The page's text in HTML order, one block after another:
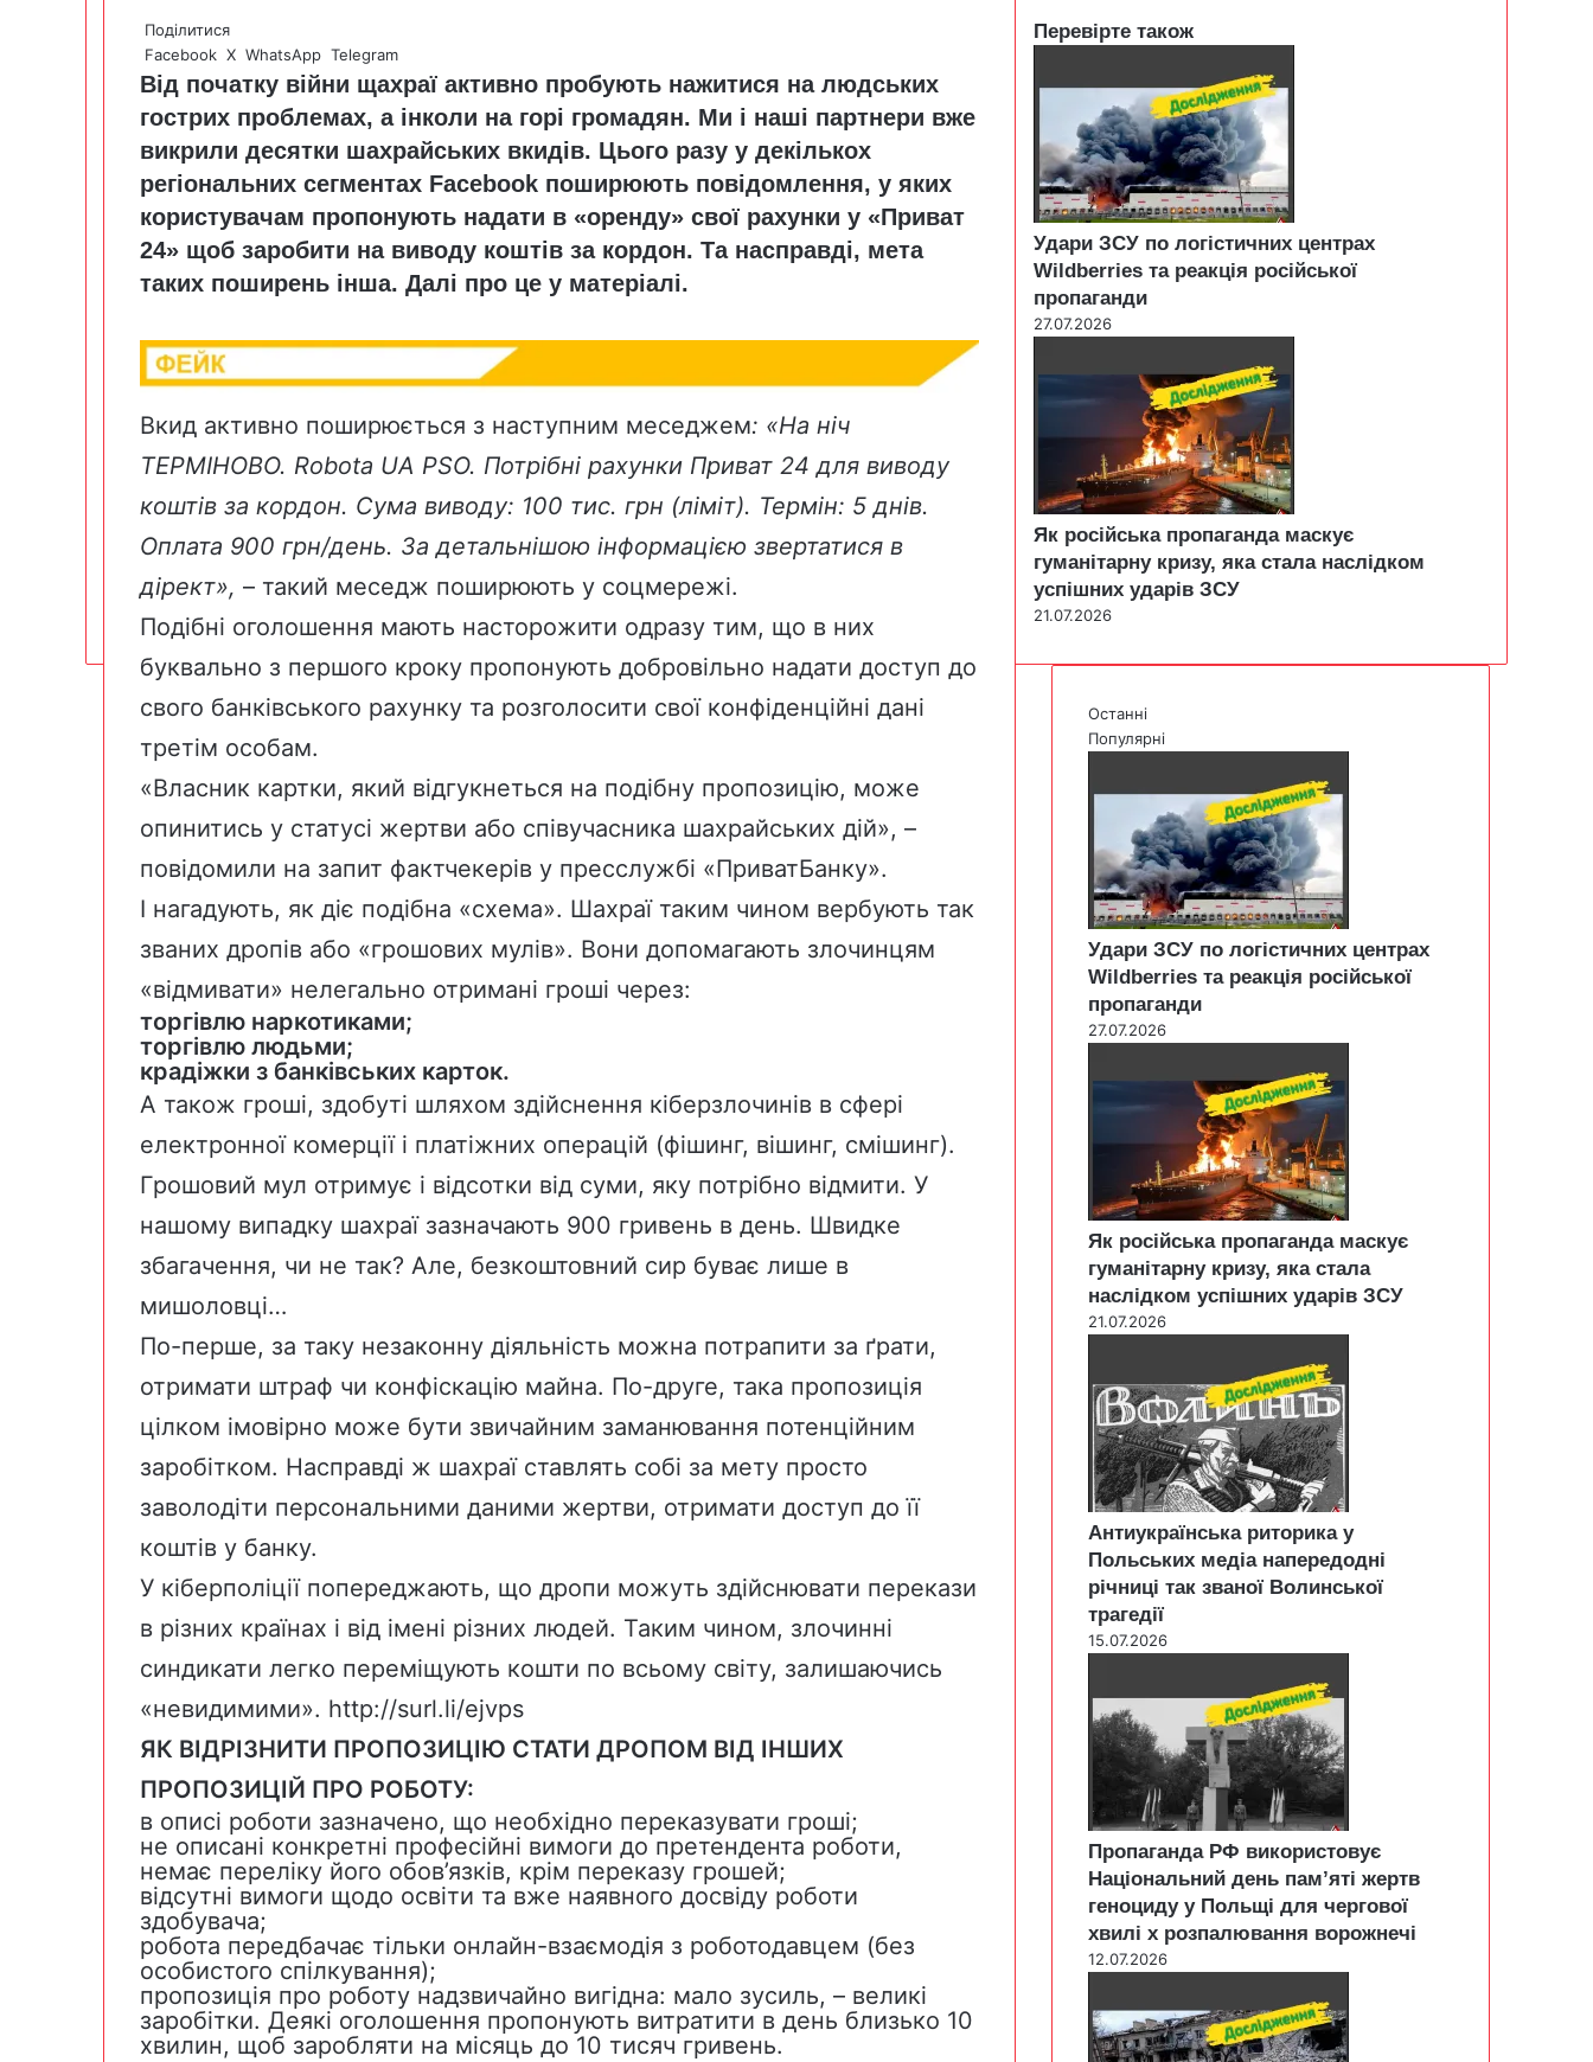
Поділитися
Facebook X WhatsApp Telegram
Від початку війни щахраї активно пробують нажитися на людських
гострих проблемах, а інколи на горі громадян. Ми і наші партнери вже
викрили десятки шахрайських вкидів. Цього разу у декількох
регіональних сегментах Facebook поширюють повідомлення, у яких
користувачам пропонують надати в «оренду» свої рахунки у «Приват
24» щоб заробити на виводу коштів за кордон. Та насправді, мета
таких поширень інша. Далі про це у матеріалі.
Вкид активно поширюється з наступним меседжем: «На ніч
ТЕРМІНОВО. Robota UA PSO. Потрібні рахунки Приват 24 для виводу
коштів за кордон. Сума виводу: 100 тис. грн (ліміт). Термін: 5 днів.
Оплата 900 грн/день. За детальнішою інформацією звертатися в
дірект», – такий меседж поширюють у соцмережі.
Подібні оголошення мають насторожити одразу тим, що в них
буквально з першого кроку пропонують добровільно надати доступ до
свого банківського рахунку та розголосити свої конфіденційні дані
третім особам.
«Власник картки, який відгукнеться на подібну пропозицію, може
опинитись у статусі жертви або співучасника шахрайських дій», –
повідомили на запит фактчекерів у пресслужбі «ПриватБанку».
І нагадують, як діє подібна «схема». Шахраї таким чином вербують так
званих дропів або «грошових мулів». Вони допомагають злочинцям
«відмивати» нелегально отримані гроші через:
торгівлю наркотиками;
торгівлю людьми;
крадіжки з банківських карток.
А також гроші, здобуті шляхом здійснення кіберзлочинів в сфері
електронної комерції і платіжних операцій (фішинг, вішинг, смішинг).
Грошовий мул отримує і відсотки від суми, яку потрібно відмити. У
нашому випадку шахраї зазначають 900 гривень в день. Швидке
збагачення, чи не так? Але, безкоштовний сир буває лише в
мишоловці…
По-перше, за таку незаконну діяльність можна потрапити за ґрати,
отримати штраф чи конфіскацію майна. По-друге, така пропозиція
цілком імовірно може бути звичайним заманювання потенційним
заробітком. Насправді ж шахраї ставлять собі за мету просто
заволодіти персональними даними жертви, отримати доступ до її
коштів у банку.
У кіберполіції попереджають, що дропи можуть здійснювати перекази
в різних країнах і від імені різних людей. Таким чином, злочинні
синдикати легко переміщують кошти по всьому світу, залишаючись
«невидимими». http://surl.li/ejvps
ЯК ВІДРІЗНИТИ ПРОПОЗИЦІЮ СТАТИ ДРОПОМ ВІД ІНШИХ
ПРОПОЗИЦІЙ ПРО РОБОТУ:
в описі роботи зазначено, що необхідно переказувати гроші;
не описані конкретні професійні вимоги до претендента роботи,
немає переліку його обов’язків, крім переказу грошей;
відсутні вимоги щодо освіти та вже наявного досвіду роботи
здобувача;
робота передбачає тільки онлайн-взаємодія з роботодавцем (без
особистого спілкування);
пропозиція про роботу надзвичайно вигідна: мало зусиль, – великі
заробітки. Деякі оголошення пропонують витратити в день близько 10
хвилин, щоб заробляти на місяць до 10 тисяч гривень.
Перевірте також
Удари ЗСУ по логістичних центрах
Wildberries та реакція російської
пропаганди
27.07.2026
Як російська пропаганда маскує
гуманітарну кризу, яка стала наслідком
успішних ударів ЗСУ
21.07.2026
Останні
Популярні
Удари ЗСУ по логістичних центрах
Wildberries та реакція російської
пропаганди
27.07.2026
Як російська пропаганда маскує
гуманітарну кризу, яка стала
наслідком успішних ударів ЗСУ
21.07.2026
Антиукраїнська риторика у
Польських медіа напередодні
річниці так званої Волинської
трагедії
15.07.2026
Пропаганда РФ використовує
Національний день пам’яті жертв
геноциду у Польщі для чергової
хвилі х розпалювання ворожнечі
12.07.2026